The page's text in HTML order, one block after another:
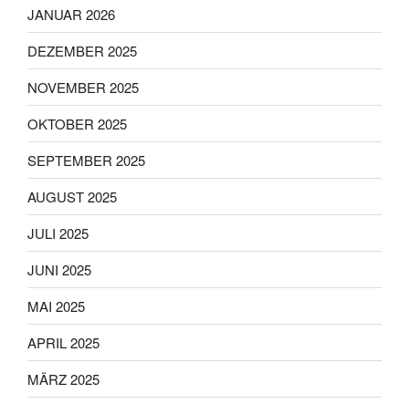
JANUAR 2026
DEZEMBER 2025
NOVEMBER 2025
OKTOBER 2025
SEPTEMBER 2025
AUGUST 2025
JULI 2025
JUNI 2025
MAI 2025
APRIL 2025
MÄRZ 2025